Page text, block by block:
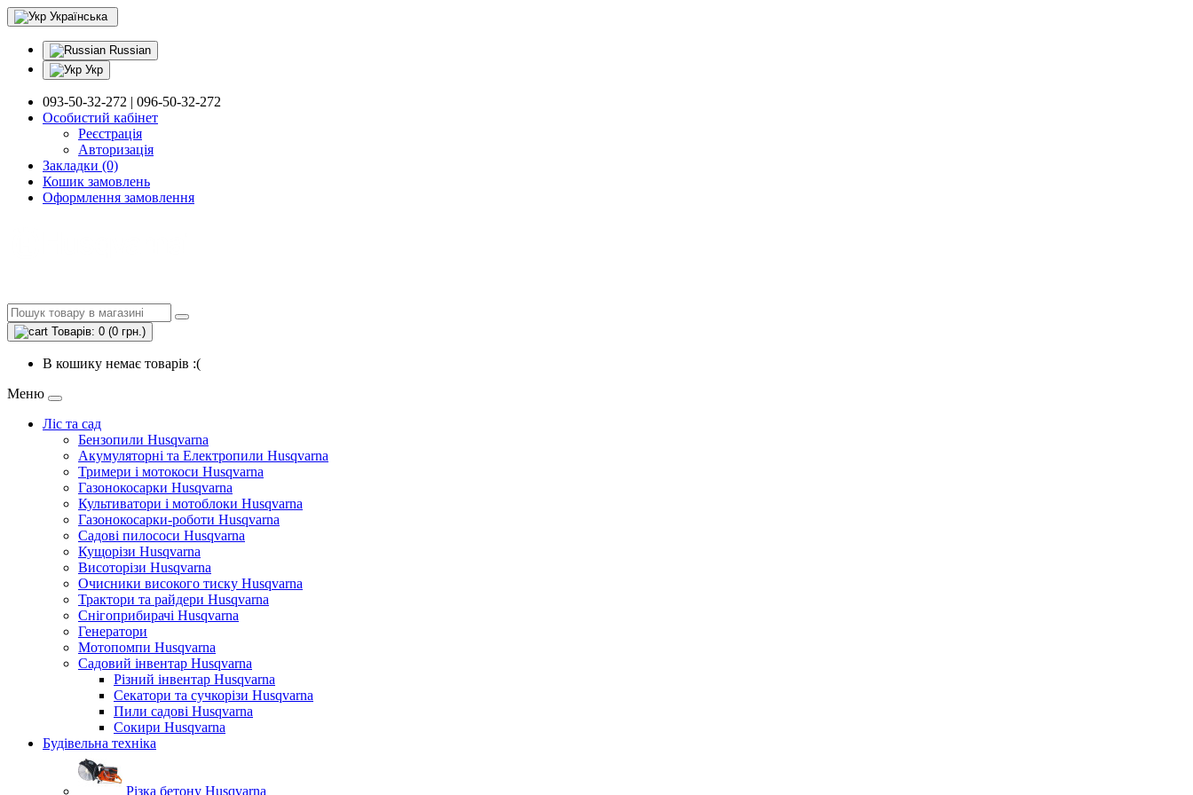
Українська
Russian
Укр
093-50-32-272 | 096-50-32-272
Особистий кабінет
Реєстрація
Авторизація
Закладки (0)
Кошик замовлень
Оформлення замовлення
Товарів: 0 (0 грн.)
В кошику немає товарів :(
Меню
Ліс та сад
Бензопили Husqvarna
Акумуляторні та Електропили Husqvarna
Тримери і мотокоси Husqvarna
Газонокосарки Husqvarna
Культиватори і мотоблоки Husqvarna
Газонокосарки-роботи Husqvarna
Садові пилососи Husqvarna
Кущорізи Husqvarna
Висоторізи Husqvarna
Очисники високого тиску Husqvarna
Трактори та райдери Husqvarna
Снігоприбирачі Husqvarna
Генератори
Мотопомпи Husqvarna
Садовий інвентар Husqvarna
Різний інвентар Husqvarna
Секатори та сучкорізи Husqvarna
Пили садові Husqvarna
Сокири Husqvarna
Будівельна техніка
Різка бетону Husqvarna